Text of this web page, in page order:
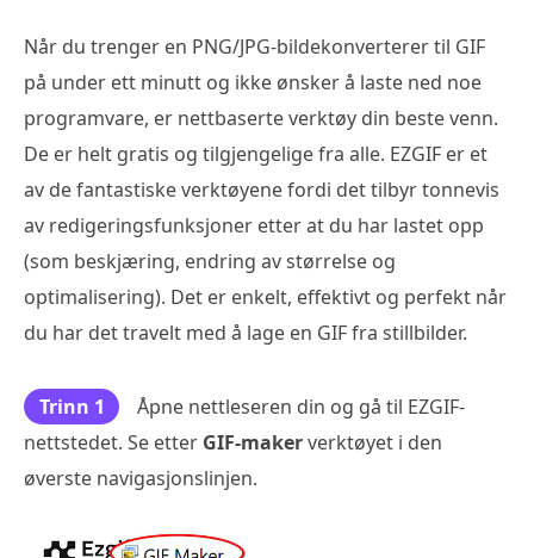
Når du trenger en PNG/JPG-bildekonverterer til GIF
på under ett minutt og ikke ønsker å laste ned noe
programvare, er nettbaserte verktøy din beste venn.
De er helt gratis og tilgjengelige fra alle. EZGIF er et
av de fantastiske verktøyene fordi det tilbyr tonnevis
av redigeringsfunksjoner etter at du har lastet opp
(som beskjæring, endring av størrelse og
optimalisering). Det er enkelt, effektivt og perfekt når
du har det travelt med å lage en GIF fra stillbilder.
Trinn 1
Åpne nettleseren din og gå til EZGIF-
nettstedet. Se etter GIF-makerverktøyet i den
øverste navigasjonslinjen.